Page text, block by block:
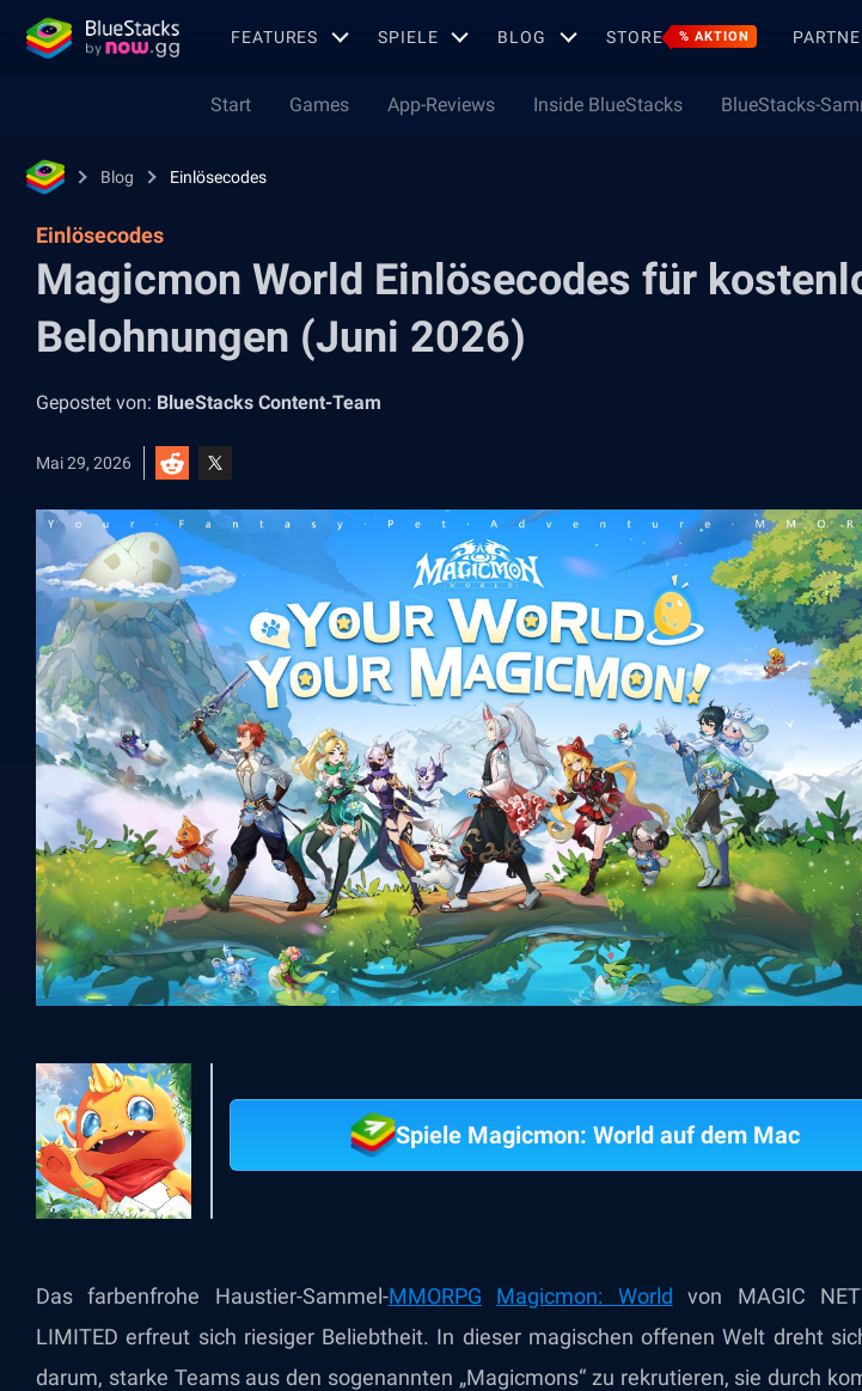
FEATURES SPIELE BLOG STORE % AKTION
Start Games App-Reviews Inside BlueStacks BlueStacks-
Blog Einlösecodes
Einlösecodes
Magicmon World Einlösecodes für
Belohnungen (Juni 2026)
Gepostet von: BlueStacks Content-Team
Mai 29, 2026
Spiele Magicmon: World auf dem Mac
Das farbenfrohe Haustier-Sammel-MMORPG Magicmon: World von MAGIC
LIMITED erfreut sich riesiger Beliebtheit. In dieser magischen offenen Welt dreht
darum, starke Teams aus den sogenannten „Magicmons“ zu rekrutieren, sie durch